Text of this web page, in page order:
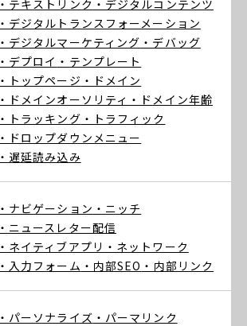
・テキストリンク ・デジタルコンテンツ
・デジタルトランスフォーメーション
・デジタルマーケティング ・デバッグ
・デプロイ ・テンプレート
・トップページ ・ドメイン
・ドメインオーソリティ ・ドメイン年齢
・トラッキング ・トラフィック
・ドロップダウンメニュー
・遅延読み込み
・ナビゲーション ・ニッチ
・ニュースレター配信
・ネイティブアプリ ・ネットワーク
・入力フォーム ・内部SEO ・内部リンク
・パーソナライズ ・パーマリンク